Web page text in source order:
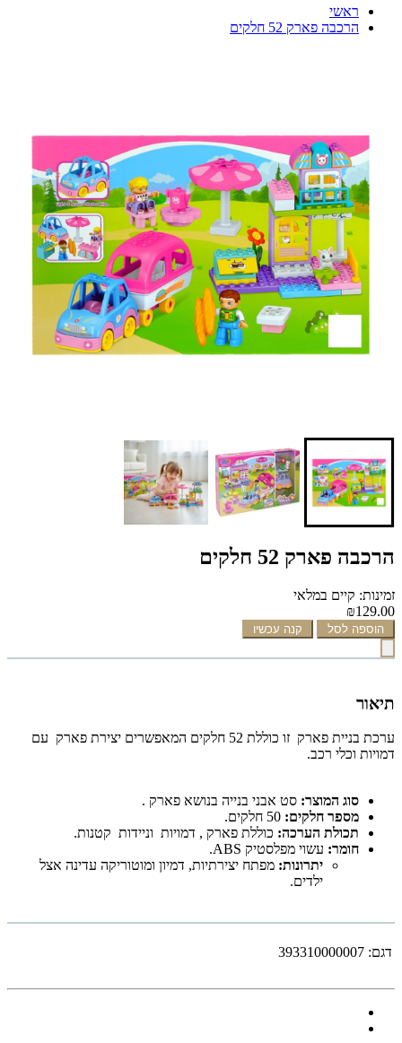
ראשי
הרכבה פארק 52 חלקים
הרכבה פארק 52 חלקים
זמינות: קיים במלאי
₪129.00
הוספה לסל קנה עכשיו
תיאור
ערכת בניית פארק זו כוללת 52 חלקים המאפשרים יצירת פארק עם
דמויות וכלי רכב.
סוג המוצר: סט אבני בנייה בנושא פארק .
מספר חלקים:
תכולת הערכה: כוללת פארק , דמויות וניידות קטנות.
חומר: עשוי מפלסטיק ABS.
יתרונות: מפתח יצירתיות, דמיון ומוטוריקה עדינה אצל
ילדים.
דגם: 393310000007